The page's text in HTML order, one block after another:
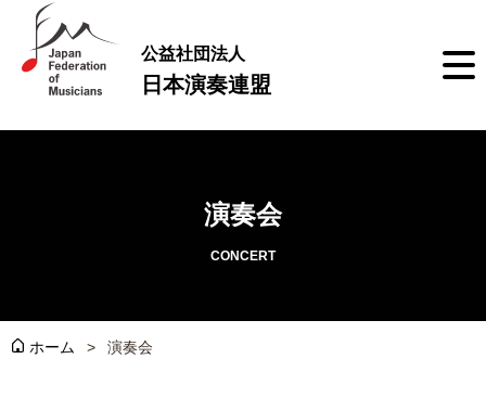
公益社団法人
日本演奏連盟
演奏会
CONCERT
ホーム 演奏会